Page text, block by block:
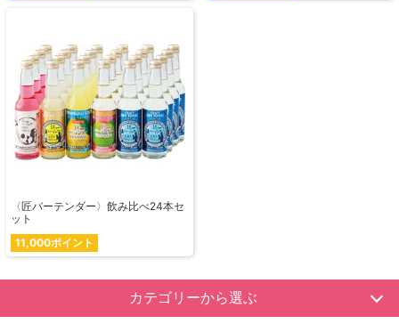
〈匠バーテンダー〉飲み比べ24本セ
ット
11,000ポイント
カテゴリーから選ぶ